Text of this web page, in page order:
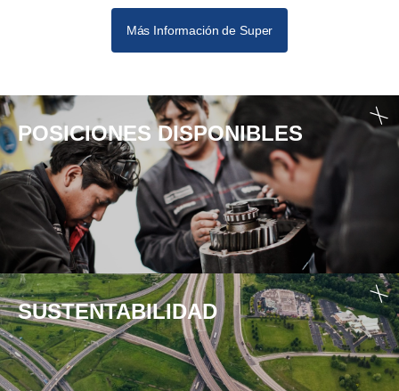
Más Información de Super
POSICIONES DISPONIBLES
SUSTENTABILIDAD